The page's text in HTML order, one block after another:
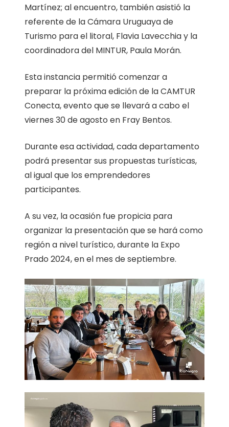
Martínez; al encuentro, también asistió la
referente de la Cámara Uruguaya de
Turismo para el litoral, Flavia Lavecchia y la
coordinadora del MINTUR, Paula Morán.
Esta instancia permitió comenzar a
preparar la próxima edición de la CAMTUR
Conecta, evento que se llevará a cabo el
viernes 30 de agosto en Fray Bentos.
Durante esa actividad, cada departamento
podrá presentar sus propuestas turísticas,
al igual que los emprendedores
participantes.
A su vez, la ocasión fue propicia para
organizar la presentación que se hará como
región a nivel turístico, durante la Expo
Prado 2024, en el mes de septiembre.